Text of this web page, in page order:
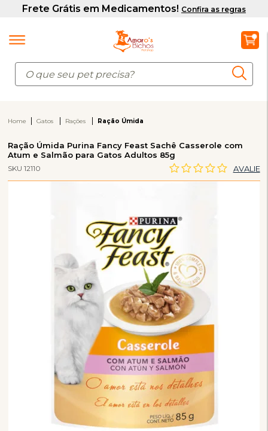
Home Gatos Rações Ração Úmida
Ração Úmida Purina Fancy Feast Sachê Casserole com
Atum e Salmão para Gatos Adultos 85g
SKU 12110 AVALIE